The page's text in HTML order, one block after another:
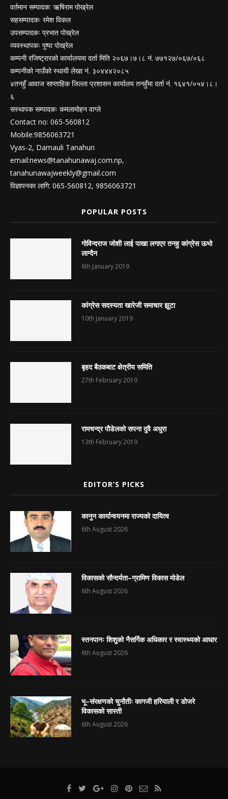
वर्तमान सम्पादक: ऋषिराम पोख्रेल
सहसम्पादकः रमेश विकल
उपसम्पादकः प्रभात पोख्रेल
व्यवस्थापकः पुष्पा पोख्रेल
कम्पनी रजिष्ट्रारको कार्यालयमा दर्ता मिति २०६७।७।८ नं. ७७१२७/०६७/०६८
कम्पनीको नाउँको स्थायी लेखा नं. ३०४४४२०८५
४तनहुँ आवाज साप्ताहिक जिल्ला प्रशासन कार्यालय तनहुँमा दर्ता नं. १६४१/०५४।८।
६
सस्थापक सम्पादकः कमलामोहन वाग्ले
Contact no: 065-560812
Mobile:9856063721
Vyas-2, Damauli Tanahun
email:news@tanahunawaj.com.np,
tanahunawajweekly@gmail.com
विज्ञापनका लागि: 065-560812, 9856063721
POPULAR POSTS
गोविन्दराज जोशी लाई पाखा लगाएर तनहु कांग्रेस ऊभो
लाग्दैन
6th January 2019
कांग्रेस सदस्यता खारेजी समाचार झूटा
10th January 2019
बृहद बैठकबाट क्षेत्रीय समिति
27th February 2019
रामचन्द्र पौडेलको सपना दुवै अधुरा
13th February 2019
EDITOR’S PICKS
कानुन कार्यान्वयनमा राज्यको दायित्व
6th August 2026
विकासको सौन्दर्यता–ग्रामिण विकास मोडेल
6th August 2026
स्तनपानः शिशुको नैसर्गिक अधिकार र स्वास्थ्यको आधार
6th August 2026
भू–संरक्षणको चुनौतीः कागजी हरियाली र डोजरे
विकासको सास्ती
6th August 2026